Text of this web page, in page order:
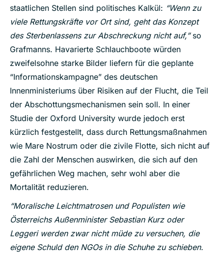
staatlichen Stellen sind politisches Kalkül: “Wenn zu
viele Rettungskräfte vor Ort sind, geht das Konzept
des Sterbenlassens zur Abschreckung nicht auf,”so
Grafmanns. Havarierte Schlauchboote würden
zweifelsohne starke Bilder liefern für die geplante
“Informationskampagne” des deutschen
Innenministeriums über Risiken auf der Flucht, die Teil
der Abschottungsmechanismen sein soll. In einer
Studie der Oxford University wurde jedoch erst
kürzlich festgestellt, dass durch Rettungsmaßnahmen
wie Mare Nostrum oder die zivile Flotte, sich nicht auf
die Zahl der Menschen auswirken, die sich auf den
gefährlichen Weg machen, sehr wohl aber die
Mortalität reduzieren.
“Moralische Leichtmatrosen und Populisten wie
Österreichs Außenminister Sebastian Kurz oder
Leggeri werden zwar nicht müde zu versuchen, die
eigene Schuld den NGOs in die Schuhe zu schieben.